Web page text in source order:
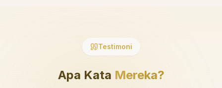
Testimoni
Apa Kata Mereka?